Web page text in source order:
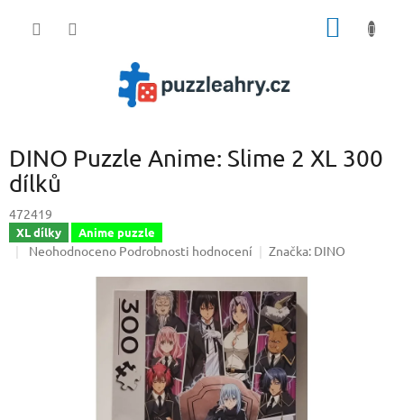
DINO Puzzle Anime: Slime 2 XL 300
dílků
472419
XL dílky Anime puzzle
Průměrné
Neohodnoceno Podrobnosti hodnocení Značka: DINO